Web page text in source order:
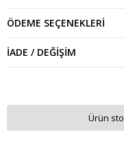
ÖDEME SEÇENEKLERI
İADE / DEĞIŞIM
Ürün